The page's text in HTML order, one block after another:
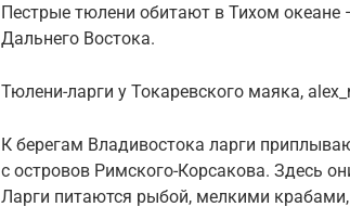
Пестрые тюлени обитают в Тихом океане
Дальнего Востока.
Тюлени-ларги у Токаревского маяка,
К берегам Владивостока ларги
с островов Римского-Корсакова. Здесь
Ларги питаются рыбой, мелкими